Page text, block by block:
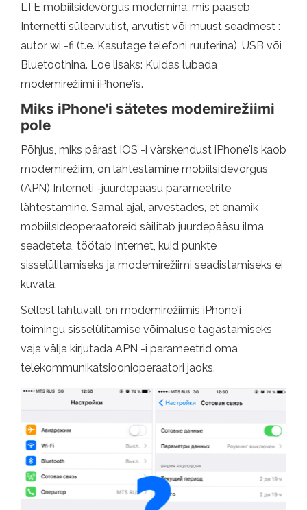
LTE mobiilsidevõrgus modemina, mis pääseb
Internetti sülearvutist, arvutist või muust seadmest :
autor wi -fi (t.e. Kasutage telefoni ruuterina), USB või
Bluetoothina. Loe lisaks: Kuidas lubada
modemirežiimi iPhone'is.
Miks iPhone'i sätetes modemirežiimi
pole
Põhjus, miks pärast iOS -i värskendust iPhone'is kaob
modemirežiim, on lähtestamine mobiilsidevõrgus
(APN) Interneti -juurdepääsu parameetrite
lähtestamine. Samal ajal, arvestades, et enamik
mobiilsideoperaatoreid säilitab juurdepääsu ilma
seadeteta, töötab Internet, kuid punkte
sisselülitamiseks ja modemirežiimi seadistamiseks ei
kuvata.
Sellest lähtuvalt on modemirežiimis iPhone'i
toimingu sisselülitamise võimaluse tagastamiseks
vaja välja kirjutada APN -i parameetrid oma
telekommunikatsioonioperaatori jaoks.